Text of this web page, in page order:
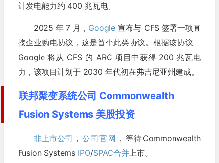
计发电能力约 400 兆瓦电。
2025 年 7 月， Google 宣布与 CFS 签署一项直
接企业购电协议，这是首个此类协议。根据该协议，
Google 将从 CFS 的 ARC 项目中获得 200 兆瓦电
力，该项目计划于 2030 年代初在弗吉尼亚州建成。
联邦聚变系统公司 Commonwealth
Fusion Systems 美股投资
非上市公司 ，公司官网 ，等待Commonwealth
Fusion Systems IPO/SPAC合并上市。